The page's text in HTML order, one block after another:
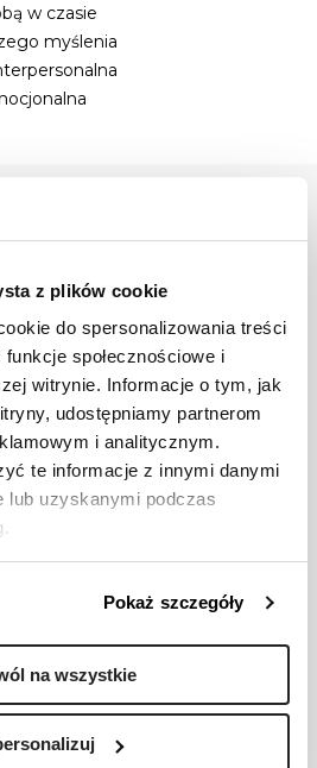
z plików cookie
do spersonalizowania treści
społecznościowe i
witrynie. Informacje o tym, jak
udostępniamy partnerom
i analitycznym.
te informacje z innymi danymi
lub uzyskanymi podczas
Pokaż szczegóły
na wszystkie
w czasie
myślenia
karierze przeprowadziła
szkoleniowychna sali
ponad1020 godzin
typu dystans learning.
doświadczenie
głównie w departamentach
Pracowała m.in. w trzech
korporacjach z branży
i FMCG.
coach ACC ICF Global –
ponad 700 godzin
oraz grupowego.
ICF Mistrzyni
się także jako Caoch w
Zorientowanego na
– współtwórczyni
systemu ocen
w jednej z największych
finansowych.